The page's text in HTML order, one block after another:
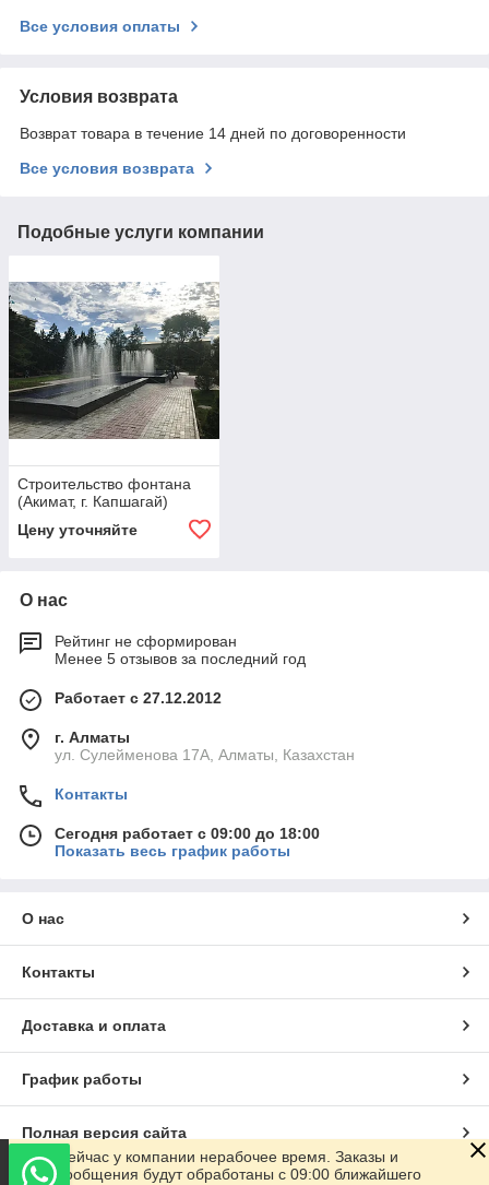
Все условия оплаты
Условия возврата
Возврат товара в течение 14 дней по договоренности
Все условия возврата
Подобные услуги компании
Строительство фонтана
(Акимат, г. Капшагай)
Цену уточняйте
О нас
Рейтинг не сформирован
Менее 5 отзывов за последний год
Работает с 27.12.2012
г. Алматы
ул. Сулейменова 17А, Алматы, Казахстан
Контакты
Сегодня работает с 09:00 до 18:00
Показать весь график работы
О нас
Контакты
Доставка и оплата
График работы
Полная версия сайта
Сейчас у компании нерабочее время. Заказы и
сообщения будут обработаны с 09:00 ближайшего